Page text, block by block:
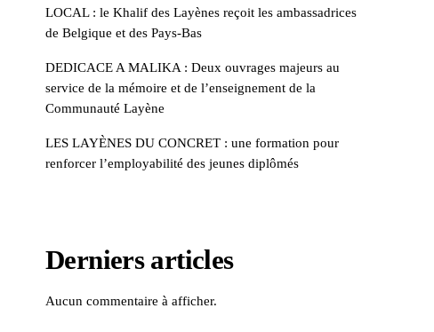
LOCAL : le Khalif des Layènes reçoit les ambassadrices
de Belgique et des Pays-Bas
DEDICACE A MALIKA : Deux ouvrages majeurs au
service de la mémoire et de l’enseignement de la
Communauté Layène
LES LAYÈNES DU CONCRET : une formation pour
renforcer l’employabilité des jeunes diplômés
Derniers articles
Aucun commentaire à afficher.